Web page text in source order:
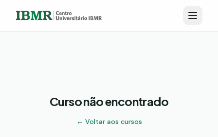
Curso não encontrado
← Voltar aos cursos